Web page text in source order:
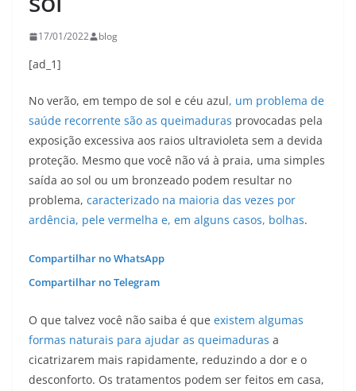
17/01/2022 blog
[ad_1]
No verão, em tempo de sol e céu azul, um problema de
saúde recorrente são as queimaduras provocadas pela
exposição excessiva aos raios ultravioleta sem a devida
proteção. Mesmo que você não vá à praia, uma simples
saída ao sol ou um bronzeado podem resultar no
problema, caracterizado na maioria das vezes por
ardência, pele vermelha e, em alguns casos, bolhas.
Compartilhar no WhatsApp
Compartilhar no Telegram
O que talvez você não saiba é que existem algumas
formas naturais para ajudar as queimaduras a
cicatrizarem mais rapidamente, reduzindo a dor e o
desconforto. Os tratamentos podem ser feitos em casa,